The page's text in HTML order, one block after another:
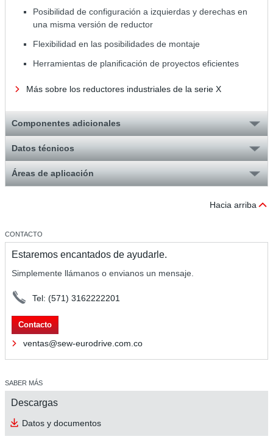
Posibilidad de configuración a izquierdas y derechas en
una misma versión de reductor
Flexibilidad en las posibilidades de montaje
Herramientas de planificación de proyectos eficientes
Más sobre los reductores industriales de la serie X
Componentes adicionales
Datos técnicos
Áreas de aplicación
Hacia arriba
CONTACTO
Estaremos encantados de ayudarle.
Simplemente llámanos o envianos un mensaje.
Tel: (571) 3162222201
Contacto
ventas@sew-eurodrive.com.co
SABER MÁS
Descargas
Datos y documentos